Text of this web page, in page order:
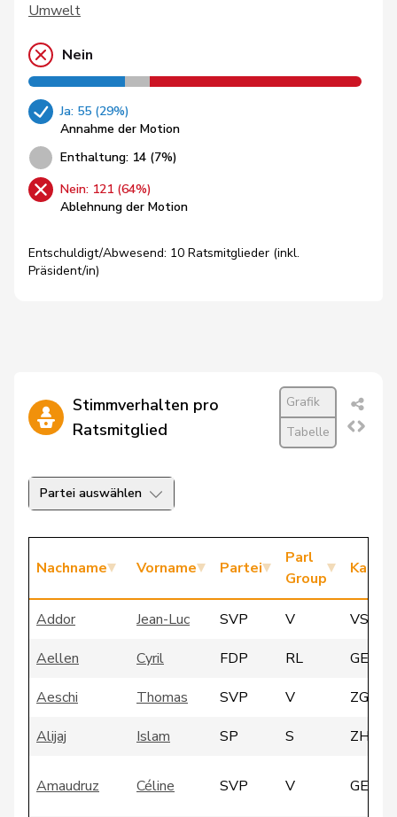
Umwelt
Nein
Ja: 55 (29%)
Annahme der Motion
Enthaltung: 14 (7%)
Nein: 121 (64%)
Ablehnung der Motion
Entschuldigt/Abwesend: 10 Ratsmitglieder (inkl.
Präsident/in)
Stimmverhalten pro
Ratsmitglied
Grafik
Tabelle
Partei auswählen
Nachname Vorname Partei
Parl
Group
Addor Jean-Luc SVP V
VS
Aellen
Cyril FDP RL
GE
Aeschi
Thomas SVP V
ZG
Alijaj
Islam SP S ZH
Amaudruz Céline SVP V GE